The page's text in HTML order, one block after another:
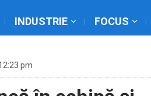
INDUSTRIE FOCUS
pm